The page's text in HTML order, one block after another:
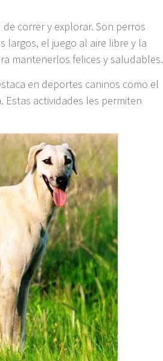
correr y explorar. Son perros
largos, el juego al aire libre y la
mantenerlos felices y saludables.
en deportes caninos como el
Estas actividades les permiten